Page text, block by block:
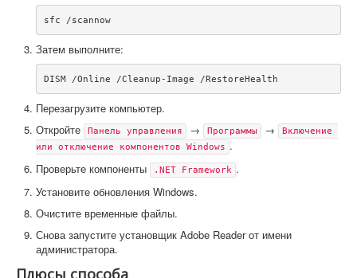
sfc /scannow
Затем выполните:
Перезагрузите компьютер.
Откройте
Панель управления → Программы →
Включение
или отключение компонентов Windows .
Проверьте компоненты
.NET Framework .
Установите обновления Windows.
Очистите временные файлы.
Снова запустите установщик Adobe Reader от имени
администратора.
Плюсы способа